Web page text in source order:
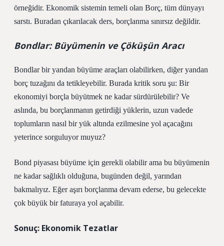
örneğidir. Ekonomik sistemin temeli olan Borç, tüm dünyayı
sarstı. Buradan çıkarılacak ders, borçlanma sınırsız değildir.
Bondlar: Büyümenin ve Çöküşün Aracı
Bondlar bir yandan büyüme araçları olabilirken, diğer yandan
borç tuzağını da tetikleyebilir. Burada kritik soru şu: Bir
ekonomiyi borçla büyütmek ne kadar sürdürülebilir? Ve
aslında, bu borçlanmanın getirdiği yüklerin, uzun vadede
toplumların nasıl bir yük altında ezilmesine yol açacağını
yeterince sorguluyor muyuz?
Bond piyasası büyüme için gerekli olabilir ama bu büyümenin
ne kadar sağlıklı olduğuna, bugünden değil, yarından
bakmalıyız. Eğer aşırı borçlanma devam ederse, bu gelecekte
çok büyük bir faturaya yol açabilir.
Sonuç: Ekonomik Tezatlar